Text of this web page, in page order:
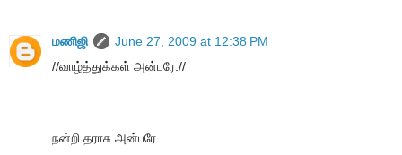
மணிஜி
June 27, 2009 at 12:38 PM
//வாழ்த்துக்கள் அன்பரே.//
நன்றி தராசு அன்பரே...